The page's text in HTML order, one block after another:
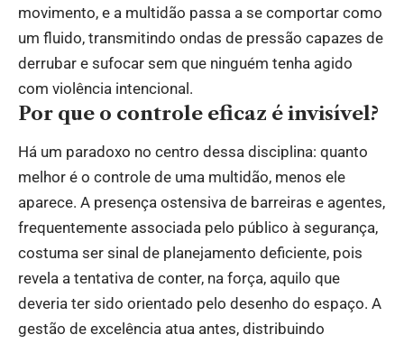
movimento, e a multidão passa a se comportar como
um fluido, transmitindo ondas de pressão capazes de
derrubar e sufocar sem que ninguém tenha agido
com violência intencional.
Por que o controle eficaz é invisível?
Há um paradoxo no centro dessa disciplina: quanto
melhor é o controle de uma multidão, menos ele
aparece. A presença ostensiva de barreiras e agentes,
frequentemente associada pelo público à segurança,
costuma ser sinal de planejamento deficiente, pois
revela a tentativa de conter, na força, aquilo que
deveria ter sido orientado pelo desenho do espaço. A
gestão de excelência atua antes, distribuindo